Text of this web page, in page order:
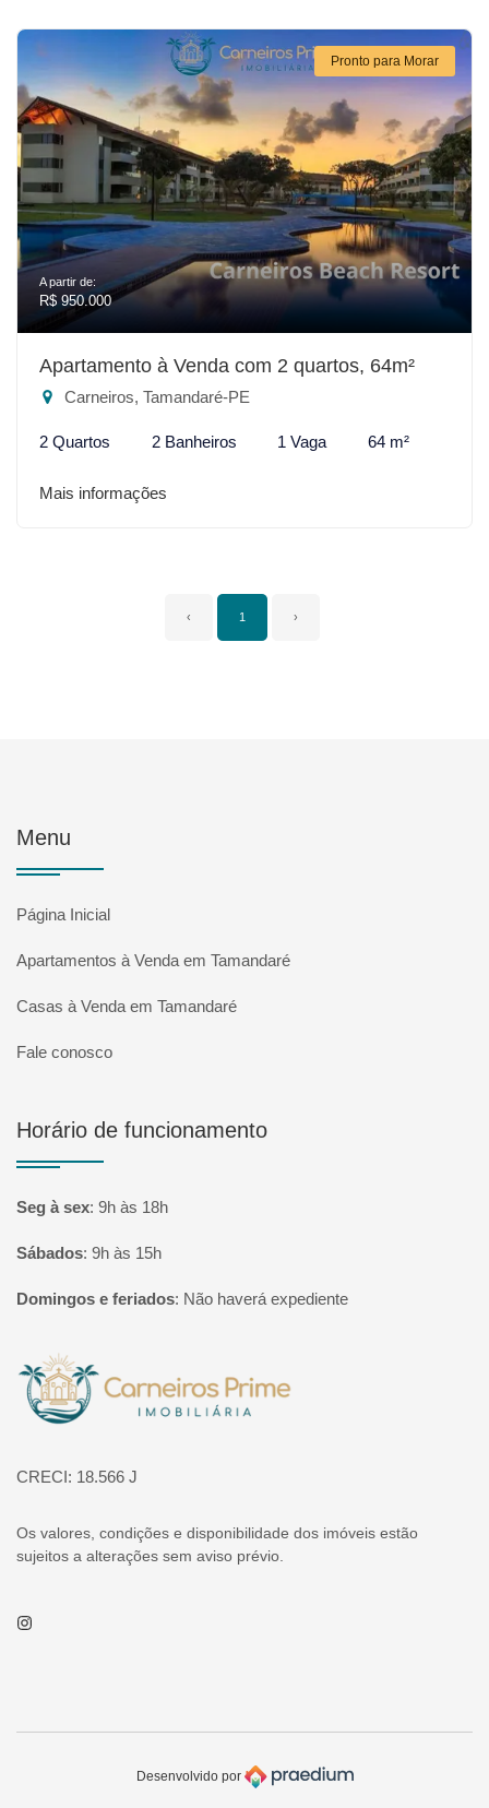
Pronto para Morar
A partir de:
R$ 950.000
Apartamento à Venda com 2 quartos, 64m²
Carneiros, Tamandaré-PE
2 Quartos 2 Banheiros 1 Vaga 64 m²
Mais informações
‹ 1 ›
Menu
Página Inicial
Apartamentos à Venda em Tamandaré
Casas à Venda em Tamandaré
Fale conosco
Horário de funcionamento
Seg à sex: 9h às 18h
Sábados: 9h às 15h
Domingos e feriados: Não haverá expediente
Página inicial
CRECI: 18.566 J
Os valores, condições e disponibilidade dos imóveis estão
sujeitos a alterações sem aviso prévio.
Instagram
Desenvolvido por